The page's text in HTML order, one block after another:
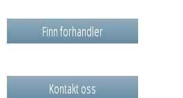
Finn forhandler
Kontakt oss